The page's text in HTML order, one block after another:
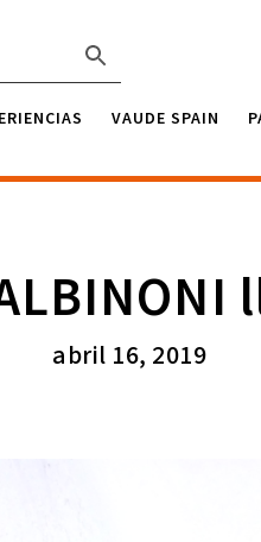
VAUDE SPAIN
abril 16, 2019